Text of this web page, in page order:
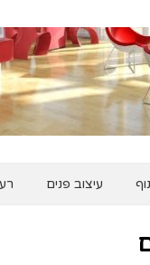
עיצוב פנים